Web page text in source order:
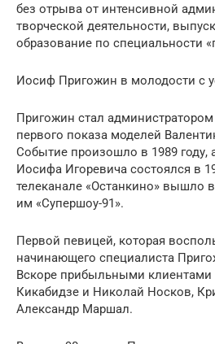
без отрыва от интенсивной
творческой деятельности,
образование по специальности
Иосиф Пригожин в молодости с
Пригожин стал
первого показа моделей
Событие произошло в 1989 году,
Иосифа Игоревича состоялся в
телеканале «Останкино» вышло
им «Супершоу-91».
Первой певицей, которая
начинающего специалиста
Вскоре прибыльными клиентами
Кикабидзе и Николай Носков,
Александр Маршал.